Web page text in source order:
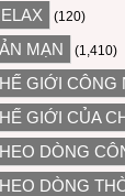
(120)
MẠN (1,410)
GIỚI CÔNG
GIỚI CỦA
DÒNG
DÒNG